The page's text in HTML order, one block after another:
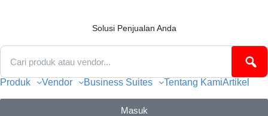
Solusi Penjualan Anda
Produk Vendor Business Suites Tentang KamiArtikel
Masuk